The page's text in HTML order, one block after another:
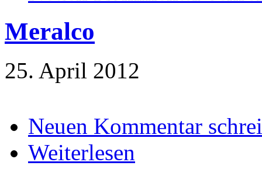
Meralco
25. April 2012
Neuen Kommentar
Weiterlesen